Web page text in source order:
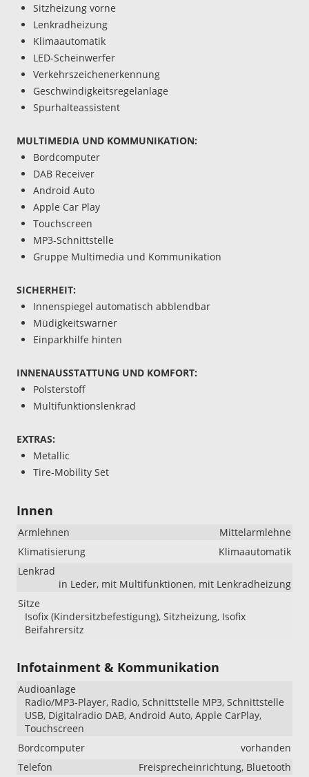
Sitzheizung vorne
Lenkradheizung
Klimaautomatik
LED-Scheinwerfer
Verkehrszeichenerkennung
Geschwindigkeitsregelanlage
Spurhalteassistent
MULTIMEDIA UND KOMMUNIKATION:
Bordcomputer
DAB Receiver
Android Auto
Apple Car Play
Touchscreen
MP3-Schnittstelle
Gruppe Multimedia und Kommunikation
SICHERHEIT:
Innenspiegel automatisch abblendbar
Müdigkeitswarner
Einparkhilfe hinten
INNENAUSSTATTUNG UND KOMFORT:
Polsterstoff
Multifunktionslenkrad
EXTRAS:
Metallic
Tire-Mobility Set
Innen
Armlehnen
Mittelarmlehne
Klimatisierung
Klimaautomatik
Lenkrad
in Leder, mit Multifunktionen, mit Lenkradheizung
Sitze
Isofix (Kindersitzbefestigung), Sitzheizung, Isofix
Beifahrersitz
Infotainment & Kommunikation
Audioanlage
Radio/MP3-Player, Radio, Schnittstelle MP3, Schnittstelle
USB, Digitalradio DAB, Android Auto, Apple CarPlay,
Touchscreen
Bordcomputer
vorhanden
Telefon
Freisprecheinrichtung, Bluetooth